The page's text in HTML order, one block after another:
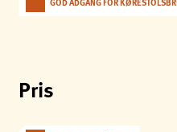
Pris